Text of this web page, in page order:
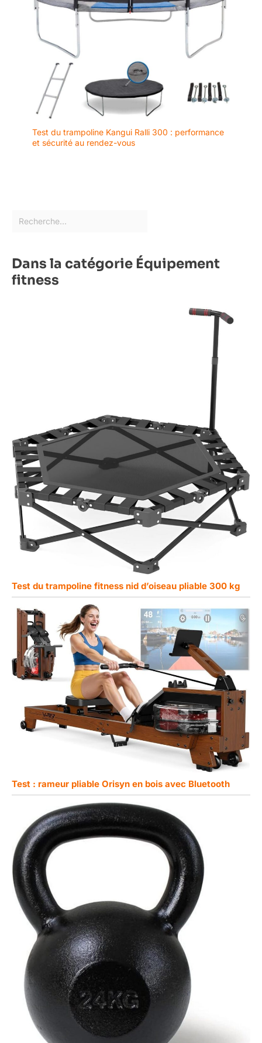
Test du trampoline Kangui Ralli 300 : performance
et sécurité au rendez-vous
Dans la catégorie Équipement
fitness
Test du trampoline fitness nid d’oiseau pliable 300 kg
Test : rameur pliable Orisyn en bois avec Bluetooth